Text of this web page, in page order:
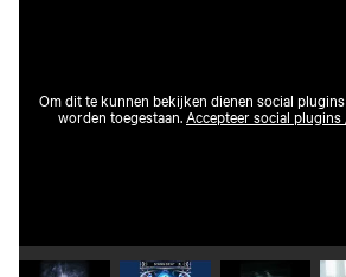
Om dit te kunnen bekijken dienen social
worden toegestaan.Accepteer social
Speel video 1 afSpeel video 2 afSpeel